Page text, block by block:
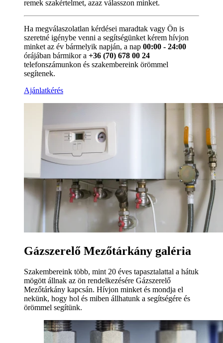
remek szakértelmet, azaz válasszon minket.
Ha megválaszolatlan kérdései maradtak vagy Ön is
szeretné igénybe venni a segítségünket kérem hívjon
minket az év bármelyik napján, a nap 00:00 - 24:00
órájában bármikor a +36 (70) 678 00 24
telefonszámunkon és szakembereink örömmel
segítenek.
Ajánlatkérés
Gázszerelő Mezőtárkány galéria
Szakembereink több, mint 20 éves tapasztalattal a hátuk
mögött állnak az ön rendelkezésére Gázszerelő
Mezőtárkány kapcsán. Hívjon minket és mondja el
nekünk, hogy hol és miben állhatunk a segítségére és
örömmel segítünk.